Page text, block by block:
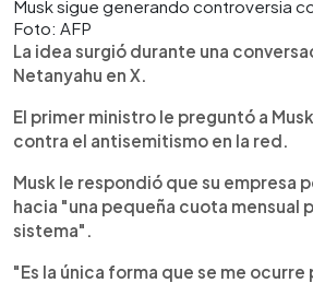
Musk sigue generando controversia
Foto: AFP
La idea surgió durante una
Netanyahu en X.
El primer ministro le preguntó a
contra el antisemitismo en la red.
Musk le respondió que su empresa
hacia "una pequeña cuota mensual
sistema".
"Es la única forma que se me